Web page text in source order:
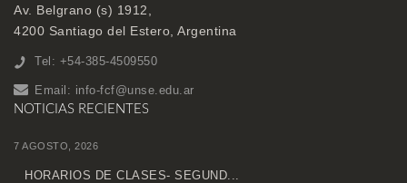
Av. Belgrano (s) 1912,
4200 Santiago del Estero, Argentina
Tel: +54-385-4509550
Email: info-fcf@unse.edu.ar
NOTICIAS RECIENTES
7 AGOSTO, 2026
HORARIOS DE CLASES- SEGUND...